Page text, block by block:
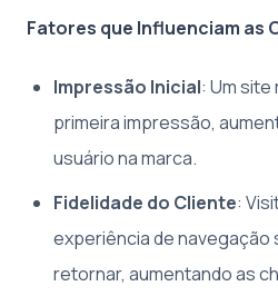
Fatores que Influenciam as
Impressão Inicial: Um site
primeira impressão,
usuário na marca.
Fidelidade do Cliente:
experiência de navegação
retornar, aumentando as